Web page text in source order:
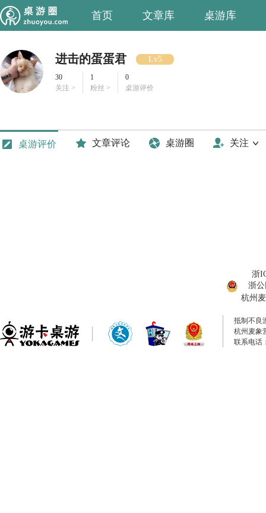
首页 文章库 桌游库
进击的蛋蛋君 Lv5
30
关注 >
1
粉丝 >
0
桌游评价
桌游评价 文章评论 桌游圈 关注
浙
浙公
杭州
抵制不良
杭州麦象
联系电话